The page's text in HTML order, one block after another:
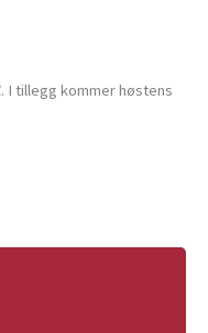
. I tillegg kommer høstens